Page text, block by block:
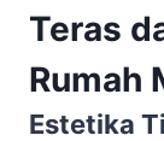
Teras
Rumah
Estetika